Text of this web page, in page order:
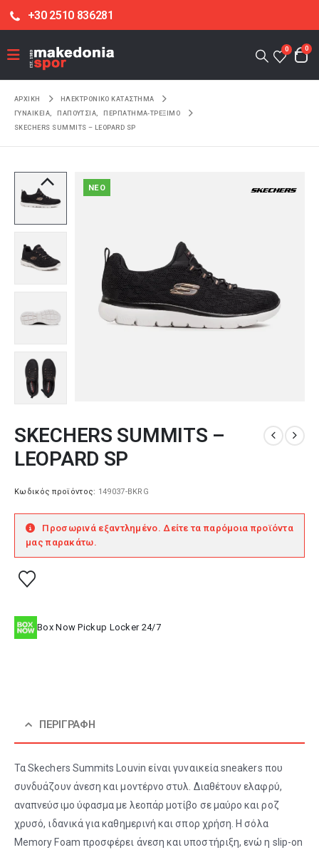
+30 2510 836281
0 0
ΑΡΧΙΚΉ
ΗΛΕΚΤΡΟΝΙΚΌ ΚΑΤΆΣΤΗΜΑ
ΓΥΝΑΙΚΕΙΑ
ΠΑΠΟΥΤΣΙΑ
ΠΕΡΠΑΤΗΜΑ-ΤΡΕΞΙΜΟ
SKECHERS SUMMITS – LEOPARD SP
NEO
SKECHERS SUMMITS –
LEOPARD SP
Κωδικός προϊόντος: 149037-BKRG
Προσωρινά εξαντλημένο. Δείτε τα παρόμοια προϊόντα
μας παρακάτω.
Box Now Pickup Locker 24/7
ΠΕΡΙΓΡΑΦΉ
Τα Skechers Summits Louvin είναι γυναικεία sneakers που
συνδυάζουν άνεση και μοντέρνο στυλ. Διαθέτουν ελαφρύ,
αναπνεύσιμο ύφασμα με λεοπάρ μοτίβο σε μαύρο και ροζ
χρυσό, ιδανικά για καθημερινή και σπορ χρήση. Η σόλα
Memory Foam προσφέρει άνεση και υποστήριξη, ενώ η slip-on